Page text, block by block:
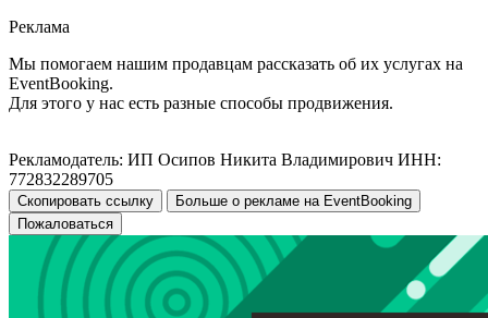
Реклама
Мы помогаем нашим продавцам рассказать об их услугах на
EventBooking.
Для этого у нас есть разные способы продвижения.
Рекламодатель: ИП Осипов Никита Владимирович ИНН:
772832289705
Скопировать ссылку
Больше о рекламе на EventBooking
Пожаловаться